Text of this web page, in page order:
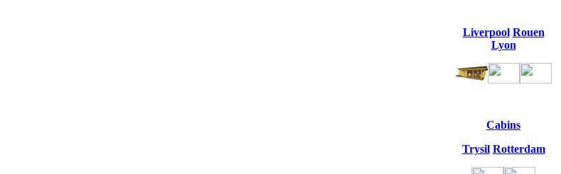
Liverpool Rouen
Lyon
Cabins
Trysil Rotterdam